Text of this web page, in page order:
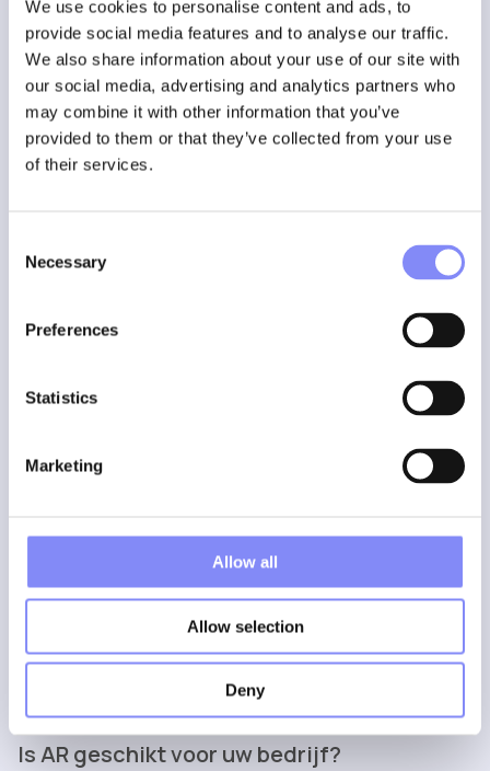
We use cookies to personalise content and ads, to
provide social media features and to analyse our traffic.
We also share information about your use of our site with
our social media, advertising and analytics partners who
may combine it with other information that you’ve
provided to them or that they’ve collected from your use
of their services.
Selection
Necessary
Preferences
Statistics
Marketing
Allow all
Allow selection
Deny
losdraaien.
Een nieuwe operator voert een complexe montage uit,
daarbij geholpen door digitale pijlen die naar de juiste
onderdelen wijzen.
Een technicus bevestigt elke stap van een proces met
zijn stem of een gebaar
Gevoelig voor fouten, vooral bij het uitvoeren van
onderhoudstaken, zelfs als deze worden uitgevoerd door
Waarom deze ontwikkeling belangrijk is
geprojecteerde
augmented reality
juiste
tonen, met zo min mogelijk speelruimte
instructies verschijnen in hun
gezichtsveld
op een apart scherm te kijken
Betere kwaliteit: visuele begeleiding vermindert fouten
Eenvoudigere kennisoverdracht
Is AR geschikt voor uw bedrijf?